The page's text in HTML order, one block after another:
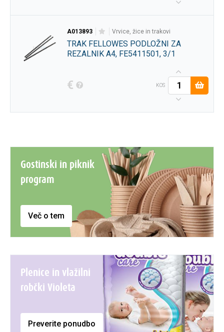
A013893 vrvice, žice in trakovi
TRAK FELLOWES PODLOŽNI ZA
REZALNIK A4, FE5411501, 3/1
€ KOS
Gostinski in piknik
program
Več o tem
Plenice in vlažilni
robčki Violeta
Preverite ponudbo